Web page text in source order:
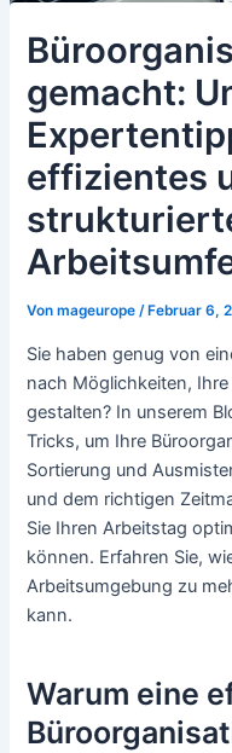
gemacht:
effizientes
Vonmageurope/ Februar 6,
Sie haben genug von
nach Möglichkeiten,
gestalten? In unserem
Tricks, um Ihre
Sortierung und
und dem richtigen
Sie Ihren Arbeitstag
können. Erfahren Sie,
Arbeitsumgebung zu
kann.
Warum eine